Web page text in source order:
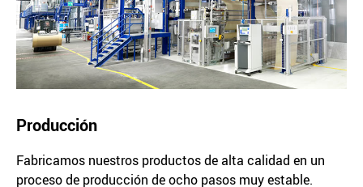
Producción
Fabricamos nuestros productos de alta calidad en un
proceso de producción de ocho pasos muy estable.